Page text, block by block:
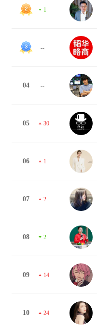
1
--
04 --
05 30
06 1
07 2
08 2
09 14
10 24